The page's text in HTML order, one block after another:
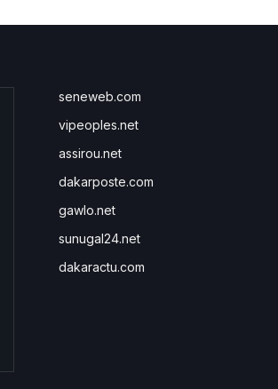
seneweb.com
vipeoples.net
assirou.net
dakarposte.com
gawlo.net
sunugal24.net
dakaractu.com